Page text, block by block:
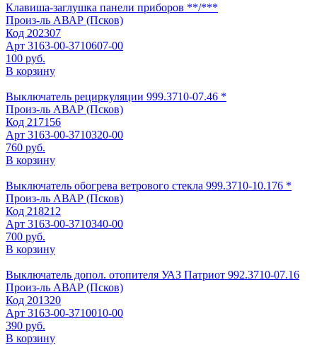
Клавиша-заглушка панели приборов **/***
Произ-ль АВАР (Псков)
Код 202307
Арт 3163-00-3710607-00
100 руб.
В корзину
Выключатель рециркуляции 999.3710-07.46 *
Произ-ль АВАР (Псков)
Код 217156
Арт 3163-00-3710320-00
760 руб.
В корзину
Выключатель обогрева ветрового стекла 999.3710-10.176 *
Произ-ль АВАР (Псков)
Код 218212
Арт 3163-00-3710340-00
700 руб.
В корзину
Выключатель допол. отопителя УАЗ Патриот 992.3710-07.16
Произ-ль АВАР (Псков)
Код 201320
Арт 3163-00-3710010-00
390 руб.
В корзину